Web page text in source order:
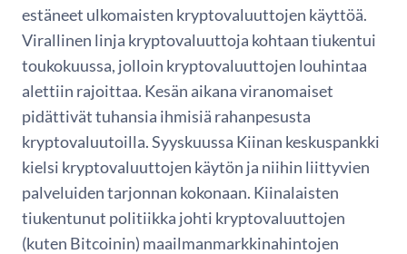
estäneet ulkomaisten kryptovaluuttojen käyttöä.
Virallinen linja kryptovaluuttoja kohtaan tiukentui
toukokuussa, jolloin kryptovaluuttojen louhintaa
alettiin rajoittaa. Kesän aikana viranomaiset
pidättivät tuhansia ihmisiä rahanpesusta
kryptovaluutoilla. Syyskuussa Kiinan keskuspankki
kielsi kryptovaluuttojen käytön ja niihin liittyvien
palveluiden tarjonnan kokonaan. Kiinalaisten
tiukentunut politiikka johti kryptovaluuttojen
(kuten Bitcoinin) maailmanmarkkinahintojen